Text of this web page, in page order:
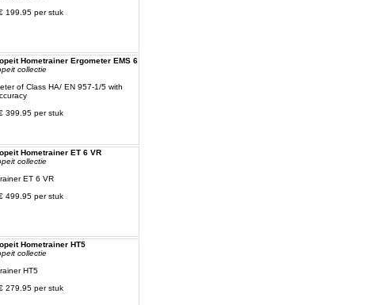
199.95 per stuk
Hometrainer Ergometer EMS 6
collectie
of Class HA/ EN 957-1/5 with
399.95 per stuk
Hometrainer ET 6 VR
collectie
ET 6 VR
499.95 per stuk
Hometrainer HT5
collectie
HT5
279.95 per stuk